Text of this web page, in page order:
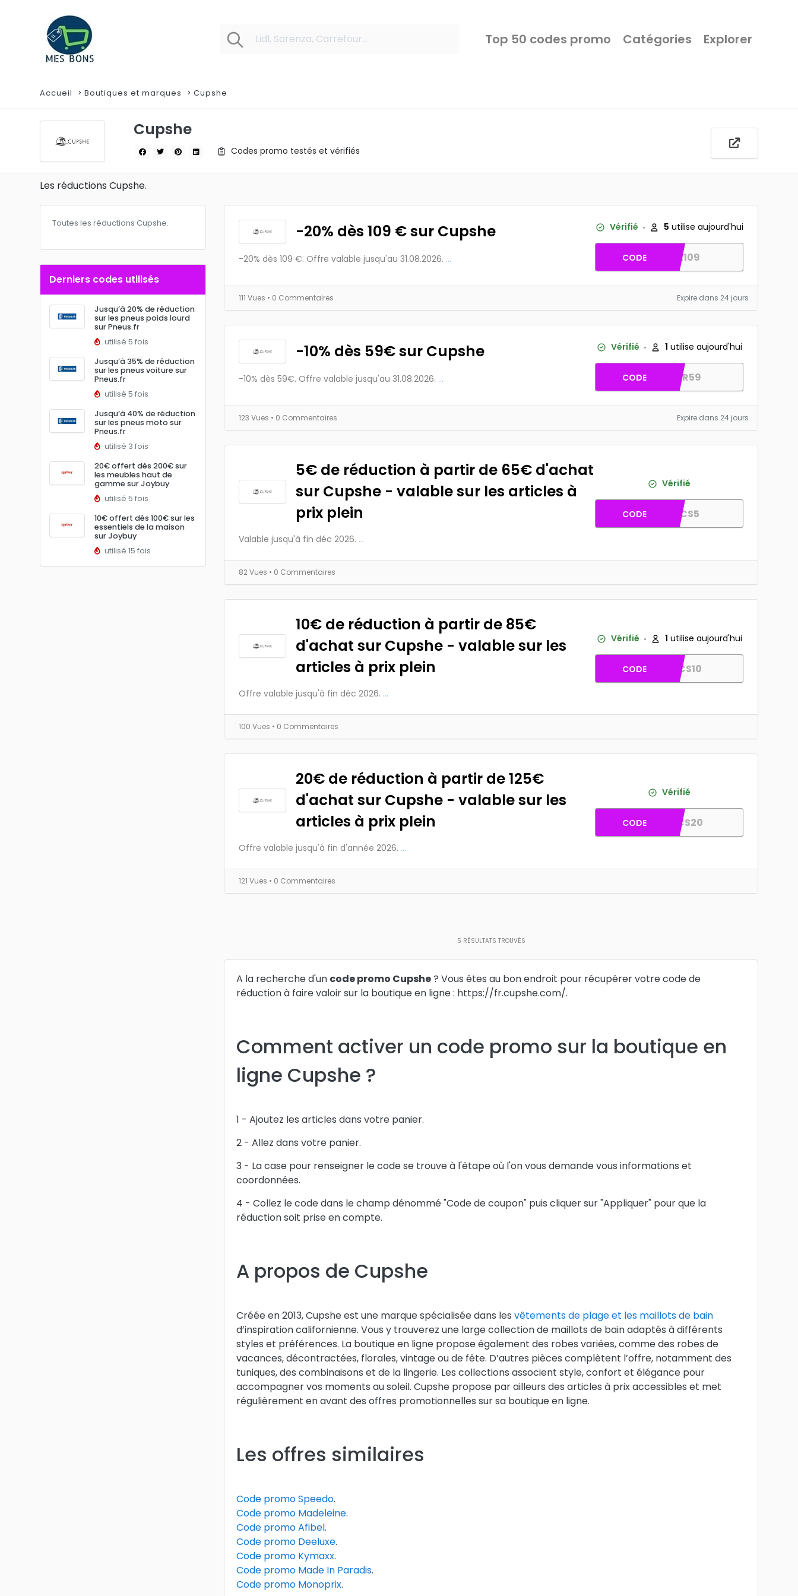
Top 50 codes promo Catégories Explorer
Accueil Boutiques et marques Cupshe
Cupshe
Codes promo testés et vérifiés
Les réductions Cupshe.
Toutes les réductions Cupshe.
Derniers codes utilisés
Jusqu’à 20% de réduction
sur les pneus poids lourd
sur Pneus.fr
utilisé 5 fois
Jusqu’à 35% de réduction
sur les pneus voiture sur
Pneus.fr
utilisé 5 fois
Jusqu’à 40% de réduction
sur les pneus moto sur
Pneus.fr
utilisé 3 fois
20€ offert dès 200€ sur
les meubles haut de
gamme sur Joybuy
utilisé 5 fois
10€ offert dès 100€ sur les
essentiels de la maison
sur Joybuy
utilisé 15 fois
-20% dès 109 € sur Cupshe
-20% dès 109 €. Offre valable jusqu'au 31.08.2026. ...
Vérifié 5 utilise aujourd'hui
MA109
CODE
111 Vues • 0 Commentaires Expire dans 24 jours
-10% dès 59€ sur Cupshe
-10% dès 59€. Offre valable jusqu'au 31.08.2026. ...
Vérifié 1 utilise aujourd'hui
MAR59
CODE
123 Vues • 0 Commentaires Expire dans 24 jours
5€ de réduction à partir de 65€ d'achat
sur Cupshe - valable sur les articles à
prix plein
Valable jusqu'à fin déc 2026. ...
Vérifié
AFCS5
CODE
82 Vues • 0 Commentaires
10€ de réduction à partir de 85€
d'achat sur Cupshe - valable sur les
articles à prix plein
Offre valable jusqu'à fin déc 2026. ...
Vérifié 1 utilise aujourd'hui
AFCS10
CODE
100 Vues • 0 Commentaires
20€ de réduction à partir de 125€
d'achat sur Cupshe - valable sur les
articles à prix plein
Offre valable jusqu'à fin d'année 2026. ...
Vérifié
AFCS20
CODE
121 Vues • 0 Commentaires
5 RÉSULTATS TROUVÉS
A la recherche d'un code promo Cupshe? Vous êtes au bon endroit pour récupérer votre code de
réduction à faire valoir sur la boutique en ligne : https://fr.cupshe.com/.
Comment activer un code promo sur la boutique en
ligne Cupshe ?
1 - Ajoutez les articles dans votre panier.
2 - Allez dans votre panier.
3 - La case pour renseigner le code se trouve à l'étape où l'on vous demande vous informations et
coordonnées.
4 - Collez le code dans le champ dénommé "Code de coupon" puis cliquer sur "Appliquer" pour que la
réduction soit prise en compte.
A propos de Cupshe
Créée en 2013, Cupshe est une marque spécialisée dans les vêtements de plage et les maillots de bain
d’inspiration californienne. Vous y trouverez une large collection de maillots de bain adaptés à différents
styles et préférences. La boutique en ligne propose également des robes variées, comme des robes de
vacances, décontractées, florales, vintage ou de fête. D’autres pièces complètent l’offre, notamment des
tuniques, des combinaisons et de la lingerie. Les collections associent style, confort et élégance pour
accompagner vos moments au soleil. Cupshe propose par ailleurs des articles à prix accessibles et met
régulièrement en avant des offres promotionnelles sur sa boutique en ligne.
Les offres similaires
Code promo Speedo.
Code promo Madeleine.
Code promo Afibel.
Code promo Deeluxe.
Code promo Kymaxx.
Code promo Made In Paradis.
Code promo Monoprix.